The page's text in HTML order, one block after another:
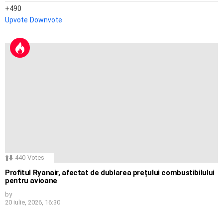
490
Upvote Downvote
440 Votes
Profitul Ryanair, afectat de dublarea prețului combustibilului
pentru avioane
by
20 iulie, 2026, 16:30